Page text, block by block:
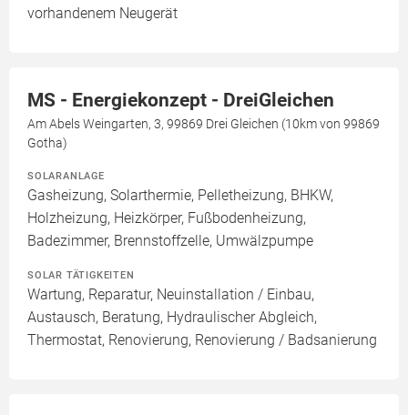
vorhandenem Neugerät
MS - Energiekonzept - DreiGleichen
Am Abels Weingarten, 3, 99869 Drei Gleichen (10km von 99869
Gotha)
SOLARANLAGE
Gasheizung, Solarthermie, Pelletheizung, BHKW,
Holzheizung, Heizkörper, Fußbodenheizung,
Badezimmer, Brennstoffzelle, Umwälzpumpe
SOLAR TÄTIGKEITEN
Wartung, Reparatur, Neuinstallation / Einbau,
Austausch, Beratung, Hydraulischer Abgleich,
Thermostat, Renovierung, Renovierung / Badsanierung